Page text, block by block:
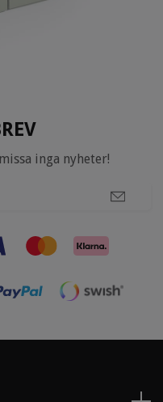
inga nyheter!